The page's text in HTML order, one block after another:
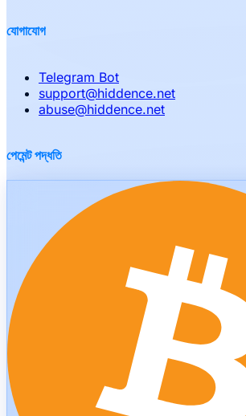
যোগাযোগ
Telegram Bot
support@hiddence.net
abuse@hiddence.net
পেমেন্ট পদ্ধতি